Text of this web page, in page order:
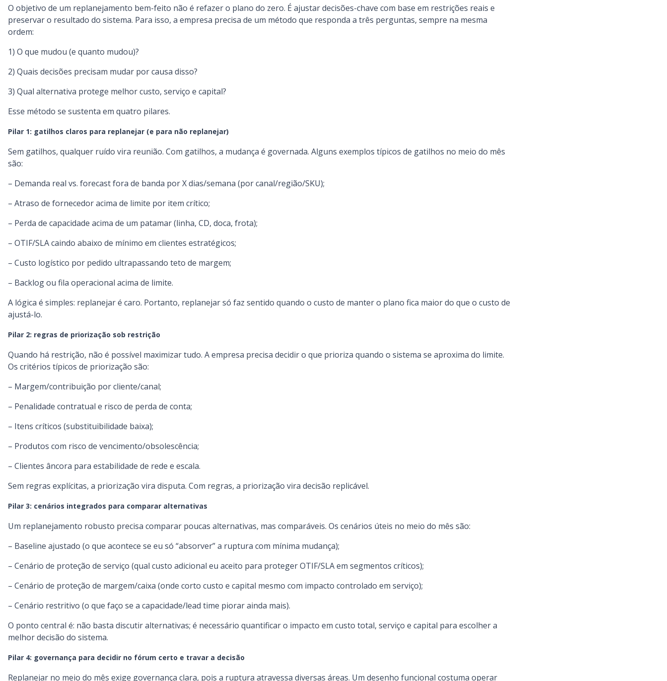
O objetivo de um replanejamento bem-feito não é refazer o plano do zero. É ajustar decisões-chave com base em restrições reais e
preservar o resultado do sistema. Para isso, a empresa precisa de um método que responda a três perguntas, sempre na mesma
ordem:
1) O que mudou (e quanto mudou)?
2) Quais decisões precisam mudar por causa disso?
3) Qual alternativa protege melhor custo, serviço e capital?
Esse método se sustenta em quatro pilares.
Pilar 1: gatilhos claros para replanejar (e para não replanejar)
Sem gatilhos, qualquer ruído vira reunião. Com gatilhos, a mudança é governada. Alguns exemplos típicos de gatilhos no meio do mês
são:
– Demanda real vs. forecast fora de banda por X dias/semana (por canal/região/SKU);
– Atraso de fornecedor acima de limite por item crítico;
– Perda de capacidade acima de um patamar (linha, CD, doca, frota);
– OTIF/SLA caindo abaixo de mínimo em clientes estratégicos;
– Custo logístico por pedido ultrapassando teto de margem;
– Backlog ou fila operacional acima de limite.
A lógica é simples: replanejar é caro. Portanto, replanejar só faz sentido quando o custo de manter o plano fica maior do que o custo de
ajustá-lo.
Pilar 2: regras de priorização sob restrição
Quando há restrição, não é possível maximizar tudo. A empresa precisa decidir o que prioriza quando o sistema se aproxima do limite.
Os critérios típicos de priorização são:
– Margem/contribuição por cliente/canal;
– Penalidade contratual e risco de perda de conta;
– Itens críticos (substituibilidade baixa);
– Produtos com risco de vencimento/obsolescência;
– Clientes âncora para estabilidade de rede e escala.
Sem regras explícitas, a priorização vira disputa. Com regras, a priorização vira decisão replicável.
Pilar 3: cenários integrados para comparar alternativas
Um replanejamento robusto precisa comparar poucas alternativas, mas comparáveis. Os cenários úteis no meio do mês são:
– Baseline ajustado (o que acontece se eu só “absorver” a ruptura com mínima mudança);
– Cenário de proteção de serviço (qual custo adicional eu aceito para proteger OTIF/SLA em segmentos críticos);
– Cenário de proteção de margem/caixa (onde corto custo e capital mesmo com impacto controlado em serviço);
– Cenário restritivo (o que faço se a capacidade/lead time piorar ainda mais).
O ponto central é: não basta discutir alternativas; é necessário quantificar o impacto em custo total, serviço e capital para escolher a
melhor decisão do sistema.
Pilar 4: governança para decidir no fórum certo e travar a decisão
Replanejar no meio do mês exige governança clara, pois a ruptura atravessa diversas áreas. Um desenho funcional costuma operar